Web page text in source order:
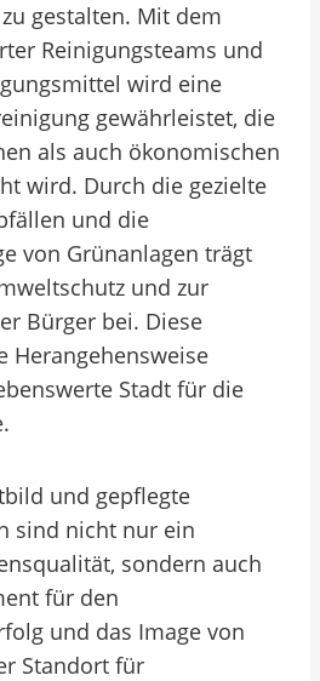
gestalten. Mit dem
Reinigungsteams und
wird eine
gewährleistet, die
als auch ökonomischen
wird. Durch die gezielte
und die
von Grünanlagen trägt
und zur
Bürger bei. Diese
Herangehensweise
Stadt für die
und gepflegte
sind nicht nur ein
sondern auch
für den
und das Image von
Standort für